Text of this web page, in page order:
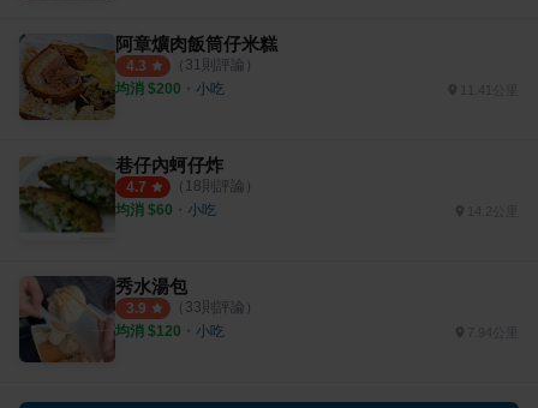
阿章爌肉飯筒仔米糕
4.3 （ 31則評論）
均消 $200 ・ 小吃 11.41公里
巷仔內蚵仔炸
4.7 （ 18則評論）
均消 $60 ・ 小吃 14.2公里
秀水湯包
3.9 （ 33則評論）
均消 $120 ・ 小吃 7.94公里